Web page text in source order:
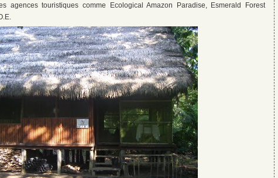
agences touristiques comme Ecological Amazon Paradise, Esmerald Forest